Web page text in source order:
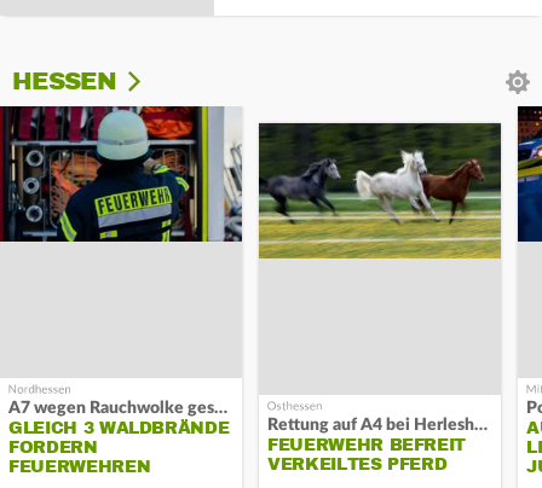
HESSEN
A7 wegen Rauchwolke gesperrt
GLEICH 3 WALDBRÄNDE
FORDERN
FEUERWEHREN
Rettung auf A4 bei Herleshausen
FEUERWEHR BEFREIT
VERKEILTES PFERD